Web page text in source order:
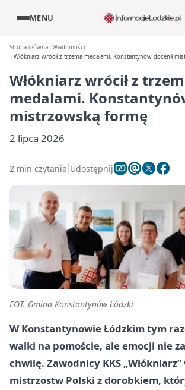
MENU
Strona główna Wiadomości
Włókniarz wrócił z trzema medalami. Konstantynów docenił
Włókniarz wrócił z
medalami.
mistrzowską formę
2 lipca 2026
2 min czytania Udostępnij
FOT. Gmina Konstantynów Łódzki
W Konstantynowie Łódzkim tym
walki na pomoście, ale emocji nie
chwilę. Zawodnicy KKS
mistrzostw Polski z dorobkiem,